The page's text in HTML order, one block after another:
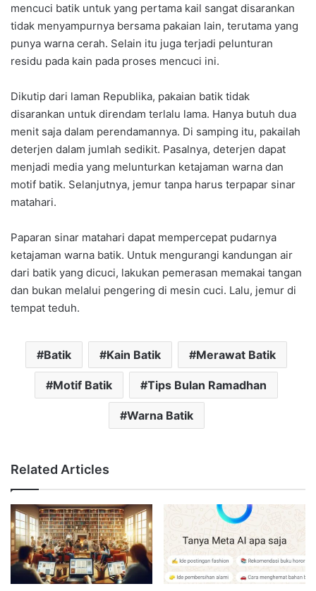
mencuci batik untuk yang pertama kail sangat disarankan
tidak menyampurnya bersama pakaian lain, terutama yang
punya warna cerah. Selain itu juga terjadi pelunturan
residu pada kain pada proses mencuci ini.
Dikutip dari laman Republika, pakaian batik tidak
disarankan untuk direndam terlalu lama. Hanya butuh dua
menit saja dalam perendamannya. Di samping itu, pakailah
deterjen dalam jumlah sedikit. Pasalnya, deterjen dapat
menjadi media yang melunturkan ketajaman warna dan
motif batik. Selanjutnya, jemur tanpa harus terpapar sinar
matahari.
Paparan sinar matahari dapat mempercepat pudarnya
ketajaman warna batik. Untuk mengurangi kandungan air
dari batik yang dicuci, lakukan pemerasan memakai tangan
dan bukan melalui pengering di mesin cuci. Lalu, jemur di
tempat teduh.
Batik Kain Batik Merawat Batik
Motif Batik Tips Bulan Ramadhan
Warna Batik
Related Articles